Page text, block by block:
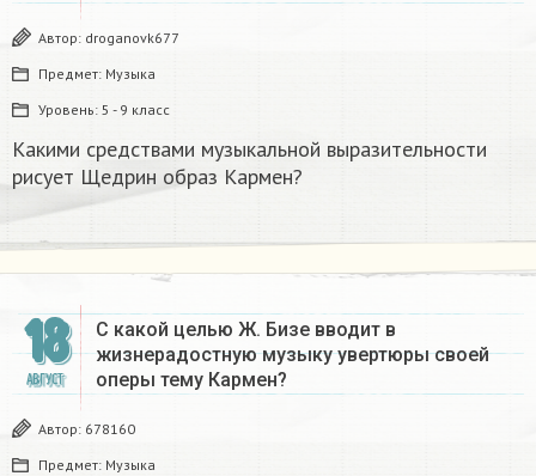
Автор: droganovk677
Предмет: Музыка
Уровень: 5 - 9 класс
Какими средствами музыкальной выразительности
рисует Щедрин образ Кармен?
18
АВГУСТ
С какой целью Ж. Бизе вводит в
жизнерадостную музыку увертюры своей
оперы тему Кармен?
Автор: 678160
Предмет: Музыка